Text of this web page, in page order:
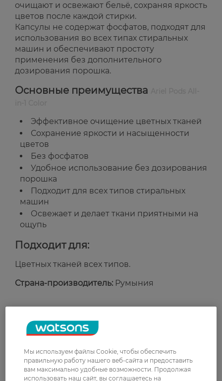
очищают и освежают бельё, сохраняя яркость
цветов после каждой стирки.
Капсулы не содержат фосфатов, подходят для
использования во всех типах стиральных
машин и обеспечивают простоту
применения без дополнительного
дозирования порошка.
Основные преимущества
Эффективное очищение цветных тканей
Сохранение яркости и насыщенности
цветов
Без фосфатов
Удобное использование без дозирования
порошка
Подходит для всех типов стиральных
машин
Освежает и делает ткани приятными на
ощупь
Подходит для:
Цветных тканей всех типов.
Страна-производитель: Румыния
0
З 0 відгуків
0 відгуків
Мы используем файлы Cookie, чтобы обеспечить
правильную работу нашего веб-сайта и предоставить
вам максимально удобные возможности. Продолжая
использовать наш сайт, вы соглашаетесь на